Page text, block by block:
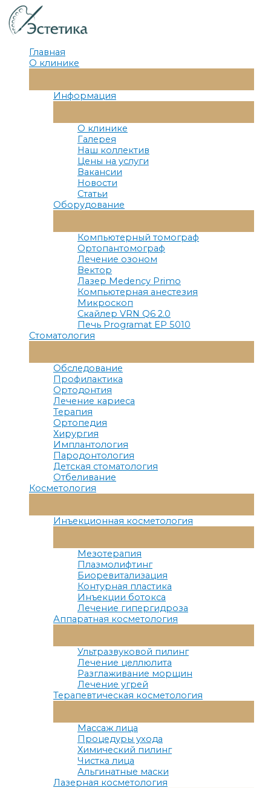
Перейти
к
содержимому
Главная
О клинике
Меню
Информация
Меню
О клинике
Галерея
Наш коллектив
Цены на услуги
Вакансии
Новости
Статьи
Оборудование
Меню
Компьютерный томограф
Ортопантомограф
Лечение озоном
Вектор
Лазер Medency Primo
Компьютерная анестезия
Микроскоп
Скайлер VRN Q6 2.0
Печь Programat EP 5010
Стоматология
Меню
Обследование
Профилактика
Ортодонтия
Лечение кариеса
Терапия
Ортопедия
Хирургия
Имплантология
Пародонтология
Детская стоматология
Отбеливание
Косметология
Меню
Инъекционная косметология
Меню
Мезотерапия
Плазмолифтинг
Биоревитализация
Контурная пластика
Инъекции ботокса
Лечение гипергидроза
Аппаратная косметология
Меню
Ультразвуковой пилинг
Лечение целлюлита
Разглаживание морщин
Лечение угрей
Терапевтическая косметология
Меню
Массаж лица
Процедуры ухода
Химический пилинг
Чистка лица
Альгинатные маски
Лазерная косметология